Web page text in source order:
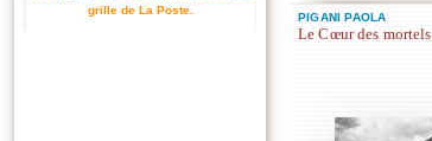
grille de La Poste.
PIGANI PAOLA
Le Cœur des mortels